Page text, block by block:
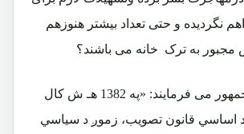
نگردیده و حتی تعداد بیشتر هنوزهم
مجبور به ترک خانه می باشند؟
می فرمایند:
«په 1382 هـ ش كال
اساسي قانون تصويب، زموږ د سياسي